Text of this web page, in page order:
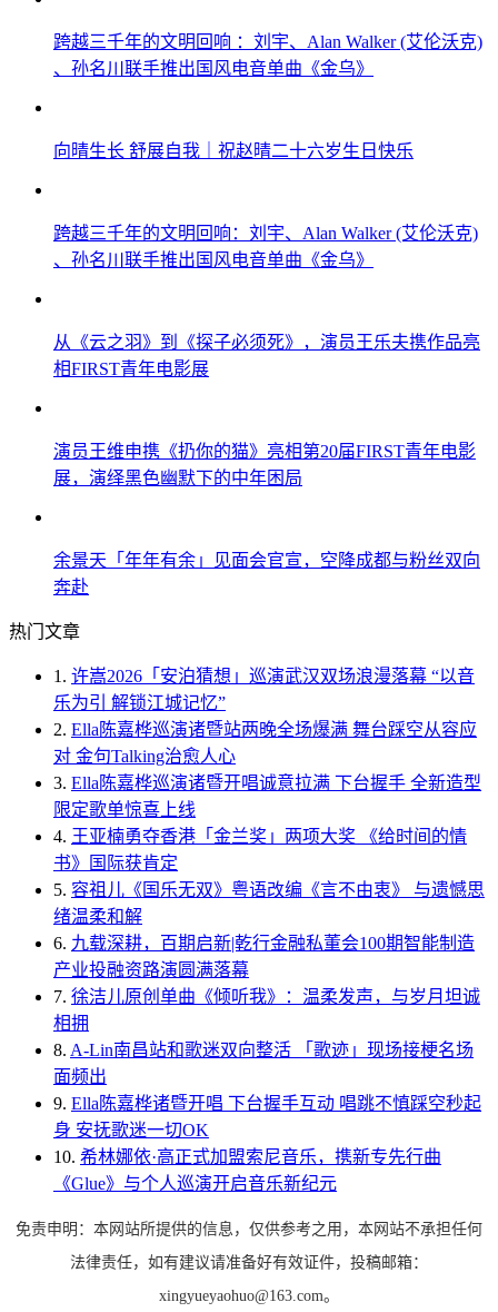
跨越三千年的文明回响 ：刘宇、Alan Walker (艾伦沃克)
、孙名川联手推出国风电音单曲《金乌》
向晴生长 舒展自我｜祝赵晴二十六岁生日快乐
跨越三千年的文明回响：刘宇、Alan Walker (艾伦沃克)
、孙名川联手推出国风电音单曲《金乌》
从《云之羽》到《探子必须死》，演员王乐夫携作品亮
相FIRST青年电影展
演员王维申携《扔你的猫》亮相第20届FIRST青年电影
展，演绎黑色幽默下的中年困局
余景天「年年有余」见面会官宣，空降成都与粉丝双向
奔赴
热门文章
1. 许嵩2026「安泊猜想」巡演武汉双场浪漫落幕 “以音
乐为引 解锁江城记忆”
2. Ella陈嘉桦巡演诸暨站两晚全场爆满 舞台踩空从容应
对 金句Talking治愈人心
3. Ella陈嘉桦巡演诸暨开唱诚意拉满 下台握手 全新造型
限定歌单惊喜上线
4. 王亚楠勇夺香港「金兰奖」两项大奖 《给时间的情
书》国际获肯定
5. 容祖儿《国乐无双》粤语改编《言不由衷》 与遗憾思
绪温柔和解
6. 九载深耕，百期启新|乾行金融私董会100期智能制造
产业投融资路演圆满落幕
7. 徐洁儿原创单曲《倾听我》：温柔发声，与岁月坦诚
相拥
8. A-Lin南昌站和歌迷双向整活 「歌迹」现场接梗名场
面频出
9. Ella陈嘉桦诸暨开唱 下台握手互动 唱跳不慎踩空秒起
身 安抚歌迷一切OK
10. 希林娜依·高正式加盟索尼音乐，携新专先行曲
《Glue》与个人巡演开启音乐新纪元
免责申明：本网站所提供的信息，仅供参考之用，本网站不承担任何
法律责任，如有建议请准备好有效证件，投稿邮箱：
xingyueyaohuo@163.com。